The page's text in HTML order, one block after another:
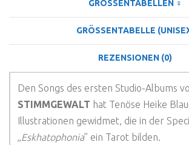
GRÖSSENTABELLEN ♀
GRÖSSENTABELLE
REZENSIONEN (0)
Den Songs des ersten Studio-Albums
STIMMGEWALT hat Tenöse Heike
Illustrationen gewidmet, die in der
„Eskhatophonia” ein Tarot bilden.